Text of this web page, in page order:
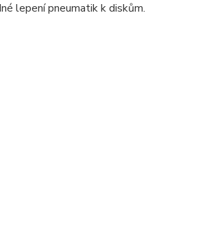
lepení pneumatik k diskům.